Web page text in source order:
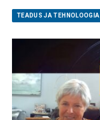
TEADUS JA TEHNOLOOGIA